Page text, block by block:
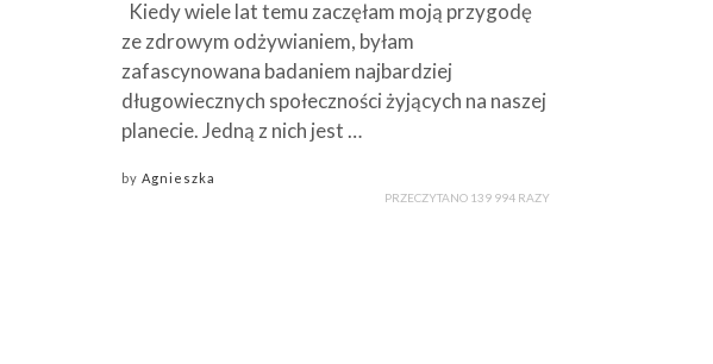
Kiedy wiele lat temu zaczęłam moją przygodę
ze zdrowym odżywianiem, byłam
zafascynowana badaniem najbardziej
długowiecznych społeczności żyjących na naszej
planecie. Jedną z nich jest …
by Agnieszka
PRZECZYTANO 139 994 RAZY